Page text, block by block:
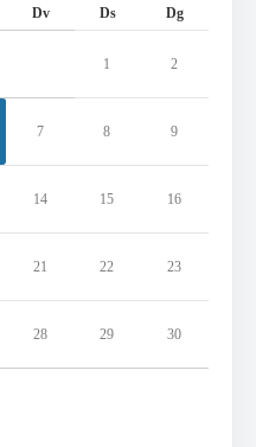
Dv Ds Dg
1 2
7 8 9
14 15 16
21 22 23
28 29 30